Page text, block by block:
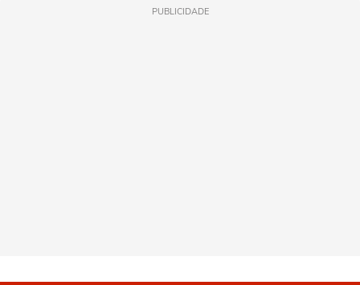
PUBLICIDADE